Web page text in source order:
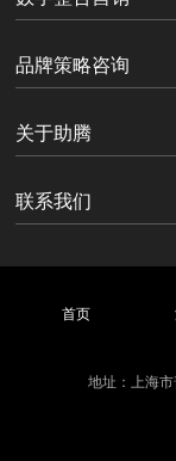
品牌策略咨询
关于助腾
联系我们
首页
地址：上海